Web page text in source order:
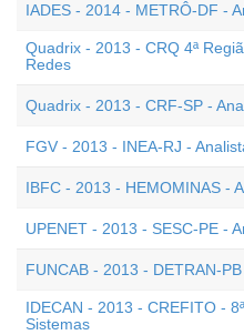
IADES - 2014 - METRÔ-DF -
Quadrix - 2013 - CRQ 4ª
Redes
Quadrix - 2013 - CRF-SP -
FGV - 2013 - INEA-RJ -
IBFC - 2013 - HEMOMINAS -
UPENET - 2013 - SESC-PE -
FUNCAB - 2013 - DETRAN-
IDECAN - 2013 - CREFITO -
Sistemas